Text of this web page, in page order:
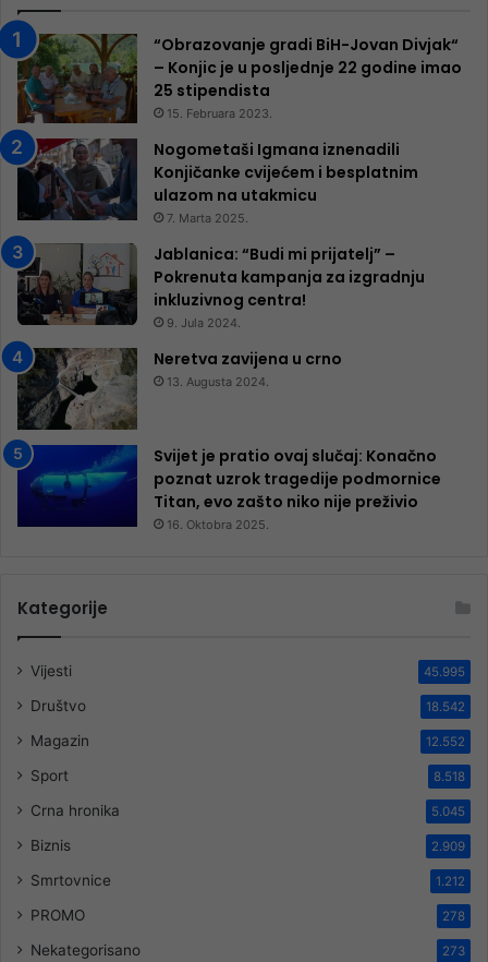
“Obrazovanje gradi BiH-Jovan Divjak“
– Konjic je u posljednje 22 godine imao
25 ​​stipendista
15. Februara 2023.
Nogometaši Igmana iznenadili
Konjičanke cvijećem i besplatnim
ulazom na utakmicu
7. Marta 2025.
Jablanica: “Budi mi prijatelj” –
Pokrenuta kampanja za izgradnju
inkluzivnog centra!
9. Jula 2024.
Neretva zavijena u crno
13. Augusta 2024.
Svijet je pratio ovaj slučaj: Konačno
poznat uzrok tragedije podmornice
Titan, evo zašto niko nije preživio
16. Oktobra 2025.
Kategorije
Vijesti 45.995
Društvo 18.542
Magazin 12.552
Sport 8.518
Crna hronika 5.045
Biznis 2.909
Smrtovnice 1.212
PROMO 278
Nekategorisano 273